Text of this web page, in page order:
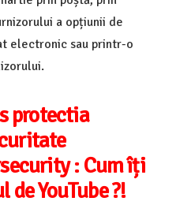
a opțiunii de
electronic sau printr-o
protectia
: Cum îți
YouTube ?!